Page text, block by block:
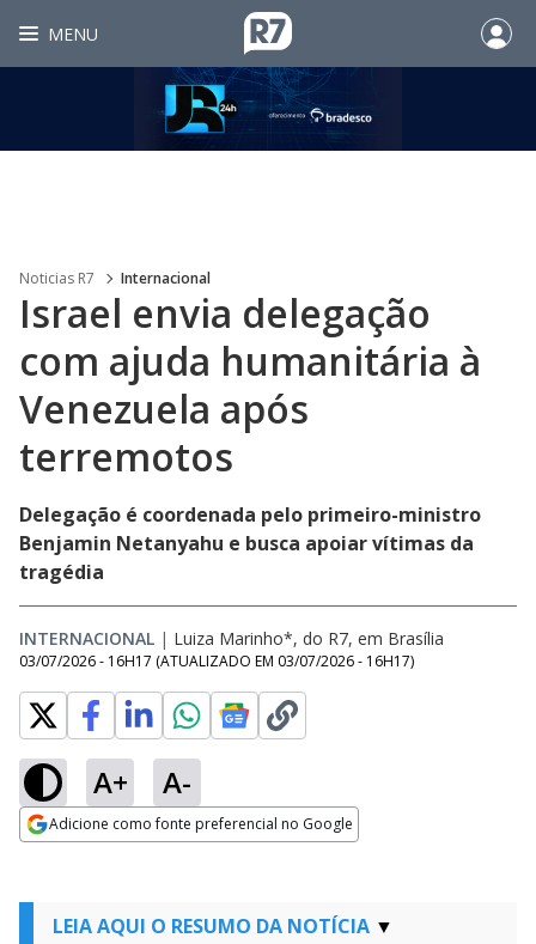
MENU
Noticias R7 Internacional
Israel envia delegação
com ajuda humanitária à
Venezuela após
terremotos
Delegação é coordenada pelo primeiro-ministro
Benjamin Netanyahu e busca apoiar vítimas da
tragédia
INTERNACIONAL | Luiza Marinho*, do R7, em Brasília
03/07/2026 - 16H17 (ATUALIZADO EM 03/07/2026 - 16H17)
A+ A-
Adicione como fonte preferencial no Google
LEIA AQUI O RESUMO DA NOTÍCIA